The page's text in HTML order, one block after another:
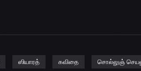
ஸியாரத் கவிதை சொல்லுஞ்